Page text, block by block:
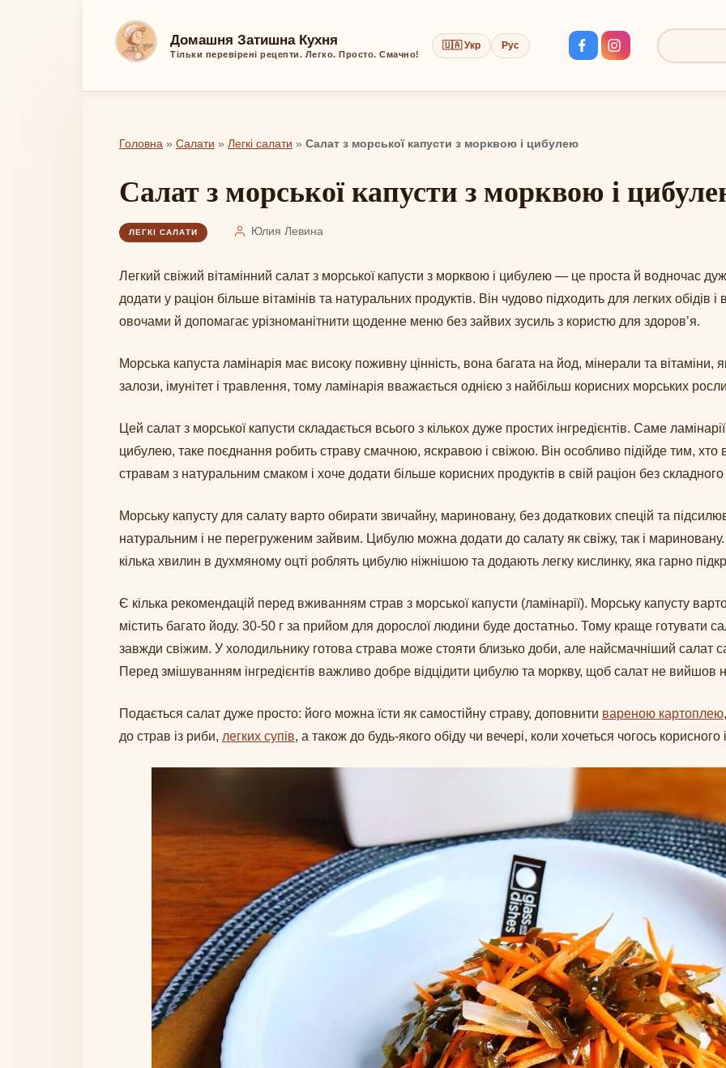
Домашня Затишна Кухня
Тільки перевірені рецепти. Легко. Просто. Смачно!
🇺🇦 Укр Рус
Пошук:
Головна » Салати » Легкі салати » Салат з морської капусти з морквою і цибулею
Салат з морської капусти з морквою і
ЛЕГКІ САЛАТИ Юлия Левина
Легкий свіжий вітамінний салат з морської капусти з морквою і цибулею — це проста й водночас
додати у раціон більше вітамінів та натуральних продуктів. Він чудово підходить для легких обідів
овочами й допомагає урізноманітнити щоденне меню без зайвих зусиль з користю для здоров’я.
Морська капуста ламінарія має високу поживну цінність, вона багата на йод, мінерали та вітаміни,
залози, імунітет і травлення, тому ламінарія вважається однією з найбільш корисних морських
Цей салат з морської капусти складається всього з кількох дуже простих інгредієнтів. Саме
цибулею, таке поєднання робить страву смачною, яскравою і свіжою. Він особливо підійде тим, хто
стравам з натуральним смаком і хоче додати більше корисних продуктів в свій раціон без
Морську капусту для салату варто обирати звичайну, мариновану, без додаткових спецій та
натуральним і не перегруженим зайвим. Цибулю можна додати до салату як свіжу, так і
кілька хвилин в духмяному оцті роблять цибулю ніжнішою та додають легку кислинку, яка гарно
Є кілька рекомендацій перед вживанням страв з морської капусти (ламінарії). Морську капусту варто
містить багато йоду. 30-50 г за прийом для дорослої людини буде достатньо. Тому краще готувати
завжди свіжим. У холодильнику готова страва може стояти близько доби, але найсмачніший салат
Перед змішуванням інгредієнтів важливо добре відцідити цибулю та моркву, щоб салат не вийшов
Подається салат дуже просто: його можна їсти як самостійну страву, доповнити вареною картоплею
до страв із риби, легких супів, а також до будь-якого обіду чи вечері, коли хочеться чогось корисного